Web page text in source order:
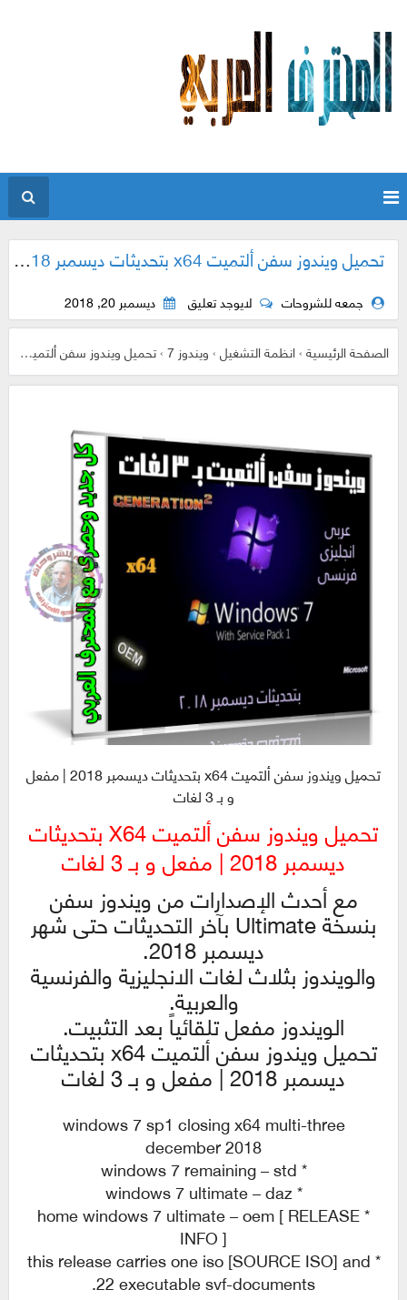
تحميل ويندوز سفن ألتميت x64 بتحديثات ديسمبر 2018 | مفعل و بـ 3 لغات
جمعه للشروحات لايوجد تعليق ديسمبر 20, 2018
الصفحة الرئيسية›انظمة التشغيل›ويندوز 7 ›تحميل ويندوز سفن ألتميت x64 بتحديثات ديسمبر 2018 | مفعل و بـ 3 لغات
تحميل ويندوز سفن ألتميت x64 بتحديثات ديسمبر 2018 | مفعل
و بـ 3 لغات
تحميل ويندوز سفن ألتميت X64 بتحديثات
ديسمبر 2018 | مفعل و بـ 3 لغات
مع أحدث الإصدارات من ويندوز سفن
بنسخة Ultimate بآخر التحديثات حتى شهر
ديسمبر 2018.
والويندوز بثلاث لغات الانجليزية والفرنسية
والعربية.
الويندوز مفعل تلقائياً بعد التثبيت.
تحميل ويندوز سفن ألتميت x64 بتحديثات
ديسمبر 2018 | مفعل و بـ 3 لغات
windows 7 sp1 closing x64 multi-three
december 2018
* windows 7 remaining – std
* windows 7 ultimate – daz
* home windows 7 ultimate – oem [ RELEASE
INFO ]
* this release carries one iso [SOURCE ISO] and
22 executable svf-documents.